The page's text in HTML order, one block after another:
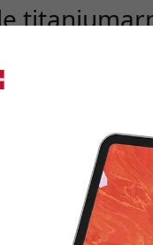
i
Sølvtitanium
Brug